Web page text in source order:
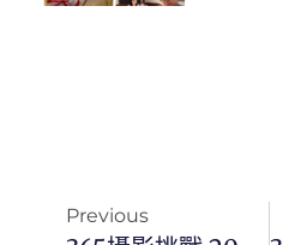
Previous